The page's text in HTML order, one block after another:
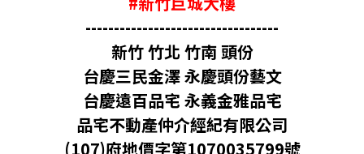
----------------------------------
新竹 竹北 竹南 頭份
台慶三民金澤 永慶頭份藝文
台慶遠百品宅 永義金雅品宅
品宅不動產仲介經紀有限公司
(107)府地價字第1070035799號